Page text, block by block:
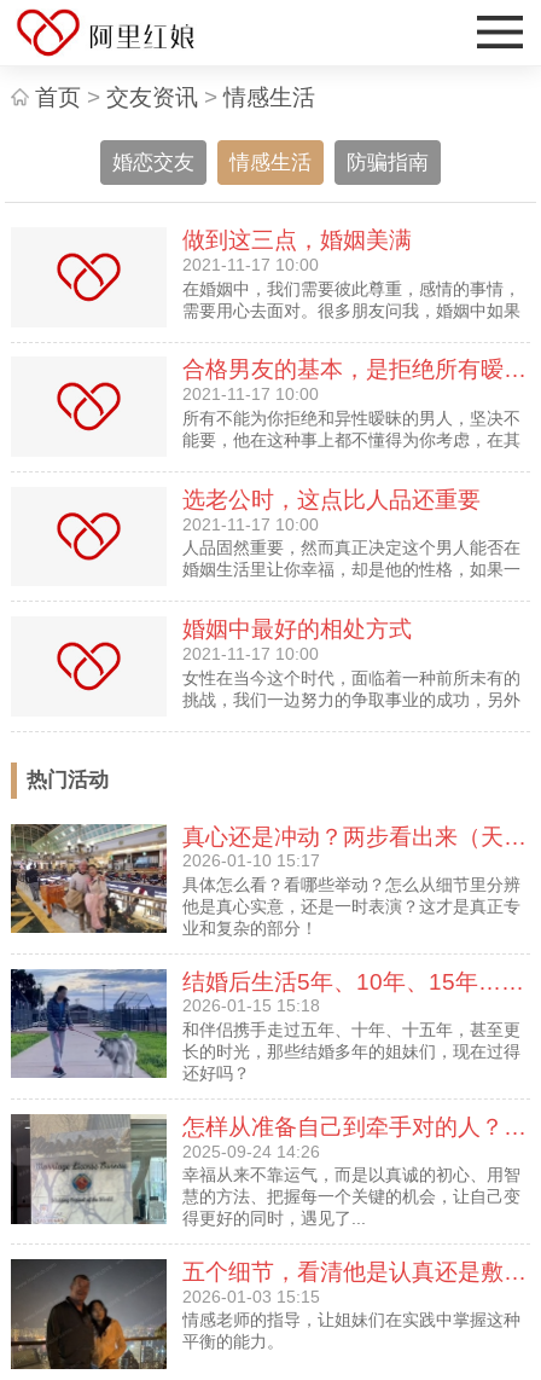
首页> 交友资讯>情感生活
婚恋交友 情感生活 防骗指南
做到这三点，婚姻美满
2021-11-17 10:00
在婚姻中，我们需要彼此尊重，感情的事情，
需要用心去面对。很多朋友问我，婚姻中如果
合格男友的基本，是拒绝所有暧昧的可能
2021-11-17 10:00
所有不能为你拒绝和异性暧昧的男人，坚决不
能要，他在这种事上都不懂得为你考虑，在其
选老公时，这点比人品还重要
2021-11-17 10:00
人品固然重要，然而真正决定这个男人能否在
婚姻生活里让你幸福，却是他的性格，如果一
福的最后的结果。
婚姻中最好的相处方式
2021-11-17 10:00
女性在当今这个时代，面临着一种前所未有的
挑战，我们一边努力的争取事业的成功，另外
热门活动
真心还是冲动？两步看出来（天津女士和男士的见面动态）
2026-01-10 15:17
具体怎么看？看哪些举动？怎么从细节里分辨
他是真心实意，还是一时表演？这才是真正专
业和复杂的部分！
结婚后生活5年、10年、15年…她们现在过得好吗？
2026-01-15 15:18
和伴侣携手走过五年、十年、十五年，甚至更
长的时光，那些结婚多年的姐妹们，现在过得
还好吗？
怎样从准备自己到牵手对的人？你能复制的实操指南
2025-09-24 14:26
幸福从来不靠运气，而是以真诚的初心、用智
慧的方法、把握每一个关键的机会，让自己变
得更好的同时，遇见了...
五个细节，看清他是认真还是敷衍？（山东女士和男士的见面动态）
2026-01-03 15:15
情感老师的指导，让姐妹们在实践中掌握这种
平衡的能力。